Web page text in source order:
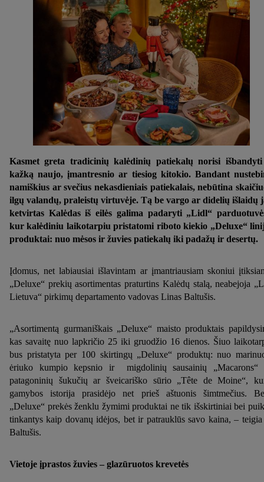
Kasmet greta tradicinių kalėdinių patiekalų norisi
kažką naujo, įmantresnio ar tiesiog kitokio. Bandant
namiškius ar svečius nekasdieniais patiekalais, nebūtina
ilgų valandų, praleistų virtuvėje. Tą be vargo ar didelių išlaidų
ketvirtas Kalėdas iš eilės galima padaryti „Lidl“
kur kalėdiniu laikotarpiu pristatomi riboto kiekio „Deluxe“
produktai: nuo mėsos ir žuvies patiekalų iki padažų ir desertų.
Įdomus, net labiausiai išlavintam ar įmantriausiam skoniui
„Deluxe“ prekių asortimentas praturtins Kalėdų stalą, neabejoja
Lietuva“ pirkimų departamento vadovas Linas Baltušis.
„Asortimentą gurmaniškais „Deluxe“ maisto produktais
kas savaitę nuo lapkričio 25 iki gruodžio 16 dienos. Šiuo
bus pristatyta per 100 skirtingų „Deluxe“ produktų: nuo
ėriuko kumpio kepsnio ir migdolinių sausainių „Macarons“
patagoninių šukučių ar šveicariško sūrio „Tête de Moine“,
gamybos istorija prasidėjo net prieš aštuonis šimtmečius.
„Deluxe“ prekės ženklu žymimi produktai ne tik išskirtiniai bei
tinkantys kaip dovanų idėjos, bet ir patrauklūs savo kaina, –
Baltušis.
Vietoje įprastos žuvies – glazūruotos krevetės